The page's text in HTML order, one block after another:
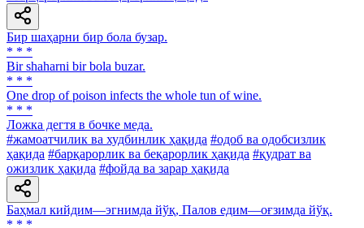
Бир шаҳарни бир бола бузар.
* * *
Bir shaharni bir bola buzar.
* * *
One drop of poison infects the whole tun of wine.
* * *
Ложка дегтя в бочке меда.
#жамоатчилик ва худбинлик ҳақида #одоб ва одобсизлик
ҳақида #барқарорлик ва беқарорлик ҳақида #қудрат ва
ожизлик ҳақида #фойда ва зарар ҳақида
Баҳмал кийдим—эгнимда йўқ, Палов едим—оғзимда йўқ.
* * *